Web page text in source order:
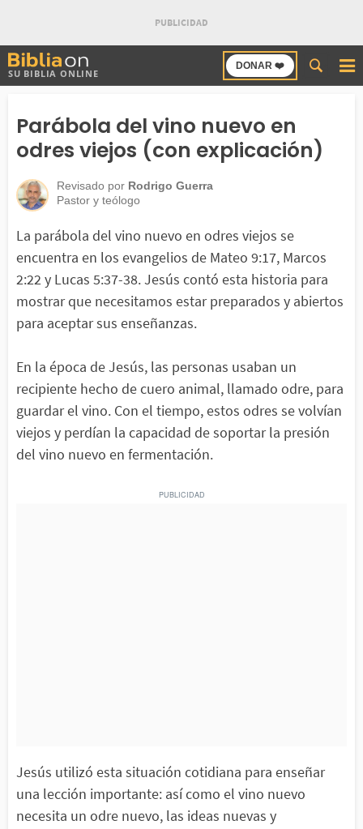
SU BIBLIA ONLINE
DONAR ❤️
Buscar
en
Parábola del vino nuevo en
odres viejos (con explicación)
Revisado por Rodrigo Guerra
Pastor y teólogo
La parábola del vino nuevo en odres viejos se
encuentra en los evangelios de Mateo 9:17, Marcos
2:22 y Lucas 5:37-38. Jesús contó esta historia para
mostrar que necesitamos estar preparados y abiertos
para aceptar sus enseñanzas.
En la época de Jesús, las personas usaban un
recipiente hecho de cuero animal, llamado odre, para
guardar el vino. Con el tiempo, estos odres se volvían
viejos y perdían la capacidad de soportar la presión
del vino nuevo en fermentación.
Jesús utilizó esta situación cotidiana para enseñar
una lección importante: así como el vino nuevo
necesita un odre nuevo, las ideas nuevas y